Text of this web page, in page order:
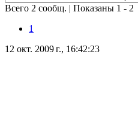
Всего 2 сообщ. | Показаны 1 - 2
1
12 окт. 2009 г., 16:42:23